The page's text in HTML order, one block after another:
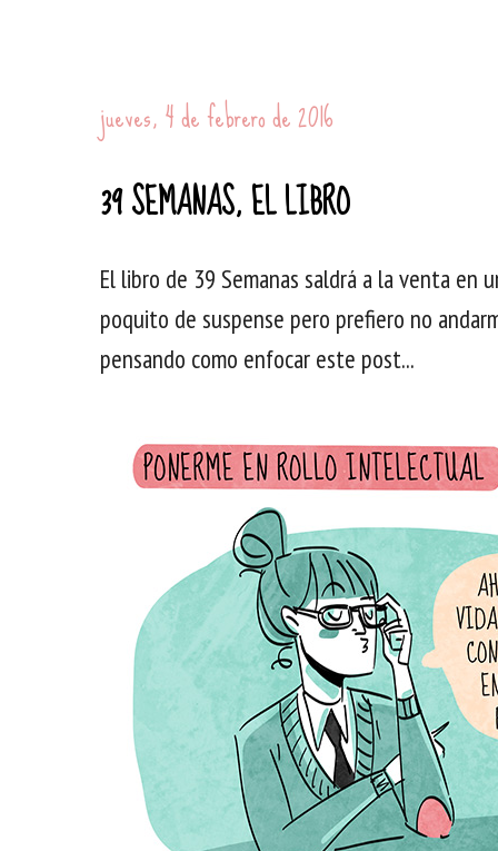
jueves, 4 de febrero de 2016
39 SEMANAS, EL LIBRO
El libro de 39 Semanas saldrá a la venta en
poquito de suspense pero prefiero no
pensando como enfocar este post...